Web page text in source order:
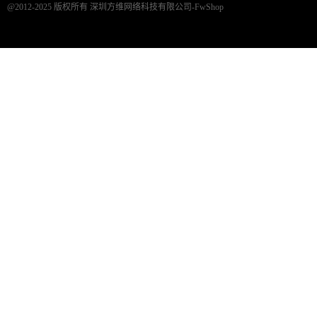
@2012-2025 版权所有 深圳方维网络科技有限公司-FwShop